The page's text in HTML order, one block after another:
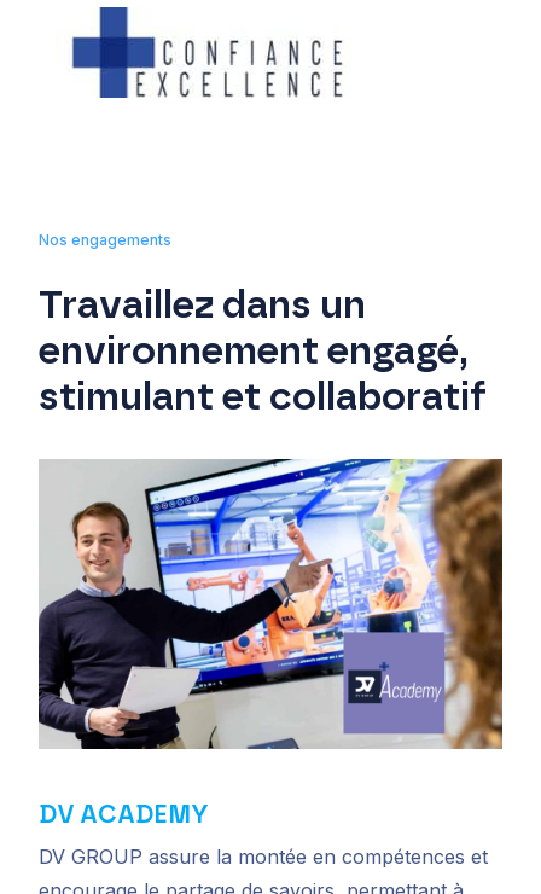
Nos engagements
Travaillez dans un
environnement engagé,
stimulant et collaboratif
DV ACADEMY
DV GROUP assure la montée en compétences et